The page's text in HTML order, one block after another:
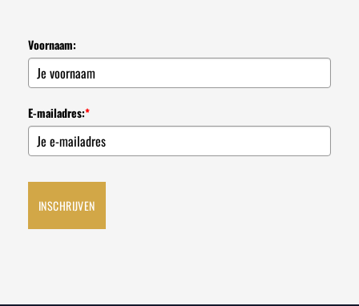
Voornaam:
E-mailadres:*
INSCHRIJVEN